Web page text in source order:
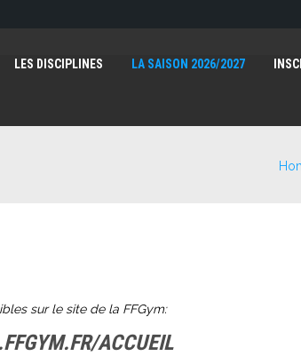
LES DISCIPLINES LA SAISON 2026/2027
sur le site de la FFGym:
ACCUEIL